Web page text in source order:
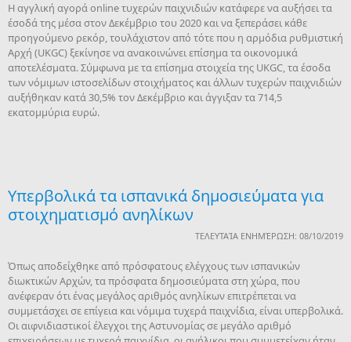
Η αγγλική αγορά online τυχερών παιχνιδιών κατάφερε να αυξήσει τα
έσοδά της μέσα στον Δεκέμβριο του 2020 και να ξεπεράσει κάθε
προηγούμενο ρεκόρ, τουλάχιστον από τότε που η αρμόδια ρυθμιστική
Αρχή (UKGC) ξεκίνησε να ανακοινώνει επίσημα τα οικονομικά
αποτελέσματα. Σύμφωνα με τα επίσημα στοιχεία της UKGC, τα έσοδα
των νόμιμων ιστοσελίδων στοιχήματος και άλλων τυχερών παιχνιδιών
αυξήθηκαν κατά 30,5% τον Δεκέμβριο και άγγιξαν τα 714,5
εκατομμύρια ευρώ.
Υπερβολικά τα ισπανικά δημοσιεύματα για
στοιχηματισμό ανηλίκων
ΤΕΛΕΥΤΑΊΑ ΕΝΗΜΈΡΩΣΗ: 08/10/2019
Όπως αποδείχθηκε από πρόσφατους ελέγχους των ισπανικών
διωκτικών Αρχών, τα πρόσφατα δημοσιεύματα στη χώρα, που
ανέφεραν ότι ένας μεγάλος αριθμός ανηλίκων επιτρέπεται να
συμμετάσχει σε επίγεια και νόμιμα τυχερά παιχνίδια, είναι υπερβολικά.
Οι αιφνιδιαστικοί έλεγχοι της Αστυνομίας σε μεγάλο αριθμό